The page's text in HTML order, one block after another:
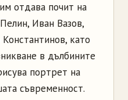
отдава почит на
Иван Вазов,
като
в дълбините
портрет на
съвременност.